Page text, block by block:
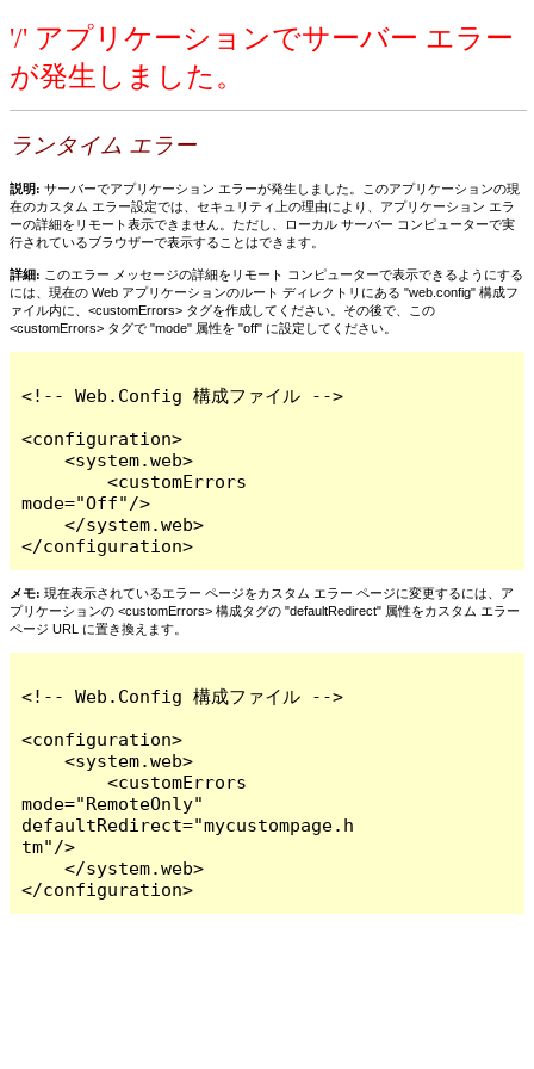
'/' アプリケーションでサーバー エラー
が発生しました。
ランタイム エラー
説明: サーバーでアプリケーション エラーが発生しました。このアプリケーションの現
在のカスタム エラー設定では、セキュリティ上の理由により、アプリケーション エラ
ーの詳細をリモート表示できません。ただし、ローカル サーバー コンピューターで実
行されているブラウザーで表示することはできます。
詳細: このエラー メッセージの詳細をリモート コンピューターで表示できるようにする
には、現在の Web アプリケーションのルート ディレクトリにある "web.config" 構成フ
ァイル内に、<customErrors> タグを作成してください。その後で、この
<customErrors> タグで "mode" 属性を "off" に設定してください。
<!-- Web.Config 構成ファイル -->
<configuration>
    <system.web>
        <customErrors
mode="Off"/>
    </system.web>
</configuration>
メモ: 現在表示されているエラー ページをカスタム エラー ページに変更するには、ア
プリケーションの <customErrors> 構成タグの "defaultRedirect" 属性をカスタム エラー
ページ URL に置き換えます。
<!-- Web.Config 構成ファイル -->
<configuration>
    <system.web>
        <customErrors
mode="RemoteOnly"
defaultRedirect="mycustompage.h
tm"/>
    </system.web>
</configuration>